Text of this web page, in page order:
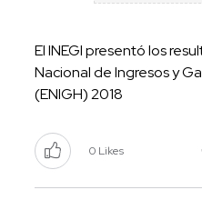
El INEGI presentó los
Nacional de Ingresos y
(ENIGH) 2018
0 Likes